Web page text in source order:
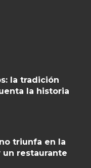
la tradición
la historia
triunfa en la
un restaurante